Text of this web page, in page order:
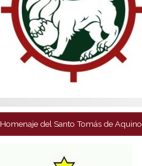
Homenaje del Santo Tomás de Aquino